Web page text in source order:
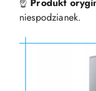
☝️ Produkt
niespodzianek.